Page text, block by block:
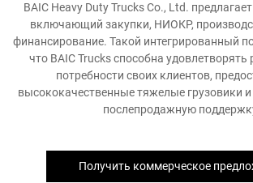
BAIC Heavy Duty Trucks Co., Ltd.
включающий закупки, НИОКР,
финансирование. Такой интегрированный
что BAIC Trucks способна
потребности своих клиентов,
высококачественные тяжелые грузовики
послепродажную
Получить коммерческое